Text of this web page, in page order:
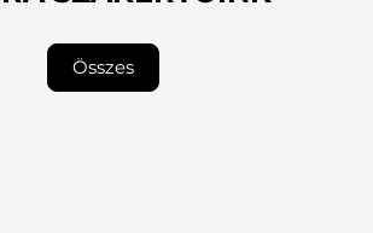
Összes